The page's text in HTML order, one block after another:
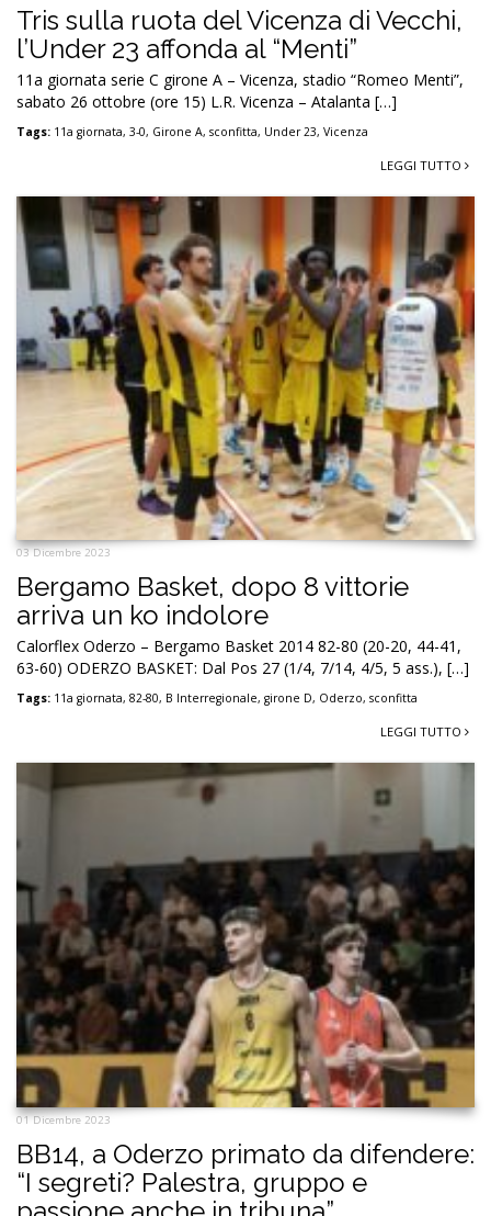
Tris sulla ruota del Vicenza di Vecchi,
l’Under 23 affonda al “Menti”
11a giornata serie C girone A – Vicenza, stadio “Romeo Menti”,
sabato 26 ottobre (ore 15) L.R. Vicenza – Atalanta […]
Tags: 11a giornata, 3-0, Girone A, sconfitta, Under 23, Vicenza
LEGGI TUTTO
03 Dicembre 2023
Bergamo Basket, dopo 8 vittorie
arriva un ko indolore
Calorflex Oderzo – Bergamo Basket 2014 82-80 (20-20, 44-41,
63-60) ODERZO BASKET: Dal Pos 27 (1/4, 7/14, 4/5, 5 ass.), […]
Tags: 11a giornata, 82-80, B Interregionale, girone D, Oderzo, sconfitta
LEGGI TUTTO
01 Dicembre 2023
BB14, a Oderzo primato da difendere:
“I segreti? Palestra, gruppo e